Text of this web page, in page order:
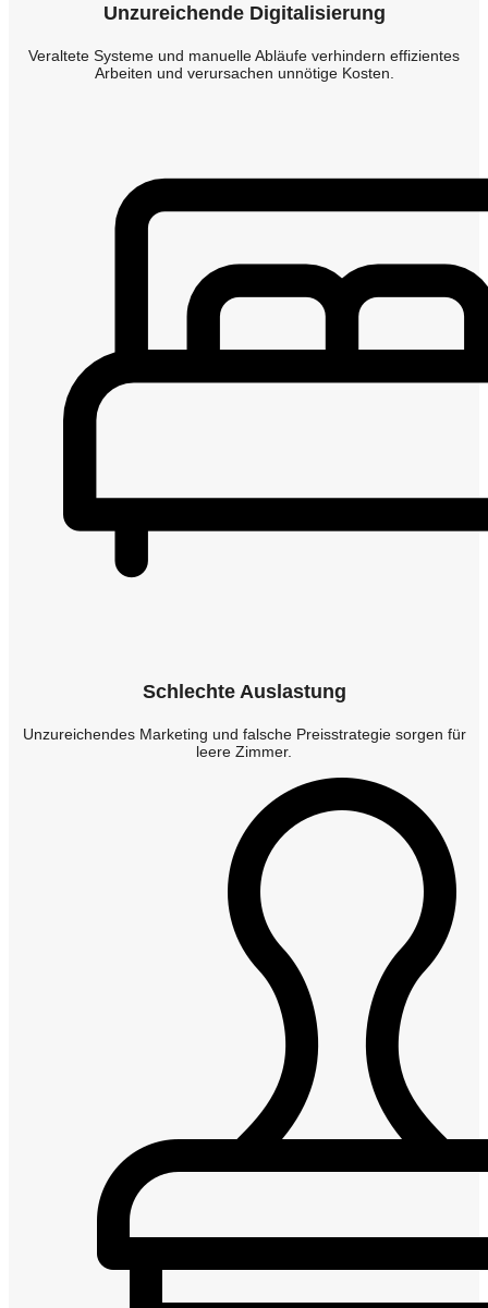
Unzureichende Digitalisierung
Veraltete Systeme und manuelle Abläufe verhindern effizientes
Arbeiten und verursachen unnötige Kosten.
Schlechte Auslastung
Unzureichendes Marketing und falsche Preisstrategie sorgen für
leere Zimmer.